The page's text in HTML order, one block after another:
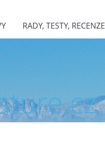
RADY, TESTY, RECENZE